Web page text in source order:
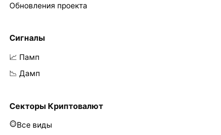
Обновления проекта
Сигналы
📈 Памп
📉 Дамп
Секторы Криптовалют
Все виды